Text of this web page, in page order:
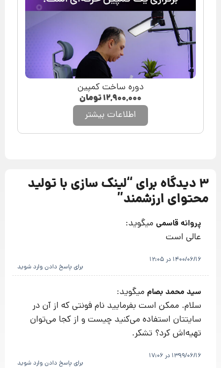
دوره ساخت کمپین
۱۲,۹۰۰,۰۰۰تومان
اطلاعات بیشتر
3 دیدگاه برای “ لینک سازی با تولید
محتوای ارزشمند”
پروانه قاسمی میگوید:
عالی است
1400/06/16 در 12:05
برای پاسخ دادن وارد شوید
سید محمد بصام میگوید:
سلام. ممکن است بفرمایید نام فونتی که از آن در
سایتتان استفاده می‌کنید چیست و از کجا می‌توان
تهیه‌اش کرد؟ تشکر.
1399/06/16 در 17:06
برای پاسخ دادن وارد شوید